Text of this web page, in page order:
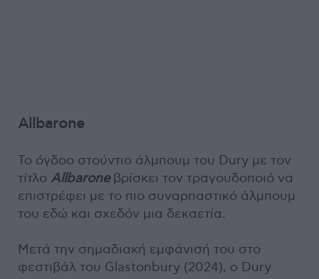
Allbarone
Το όγδοο στούντιο άλμπουμ του Dury με τον
τίτλο Allbaroneβρίσκει τον τραγουδοποιό να
επιστρέφει με το πιο συναρπαστικό άλμπουμ
του εδώ και σχεδόν μια δεκαετία.
Μετά την σημαδιακή εμφάνισή του στο
φεστιβάλ του Glastonbury (2024), ο Dury